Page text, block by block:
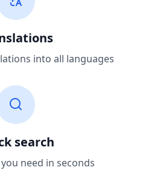
into all languages
search
need in seconds